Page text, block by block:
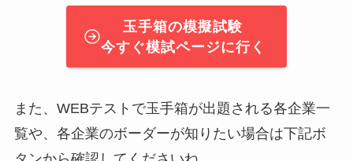
玉手箱の模擬試験
今すぐ模試ページに行く
また、WEBテストで玉手箱が出題される各企業一
覧や、各企業のボーダーが知りたい場合は下記ボ